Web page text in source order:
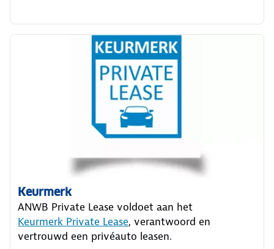
Keurmerk
ANWB Private Lease voldoet aan het
Keurmerk Private Lease, verantwoord en
vertrouwd een privéauto leasen.